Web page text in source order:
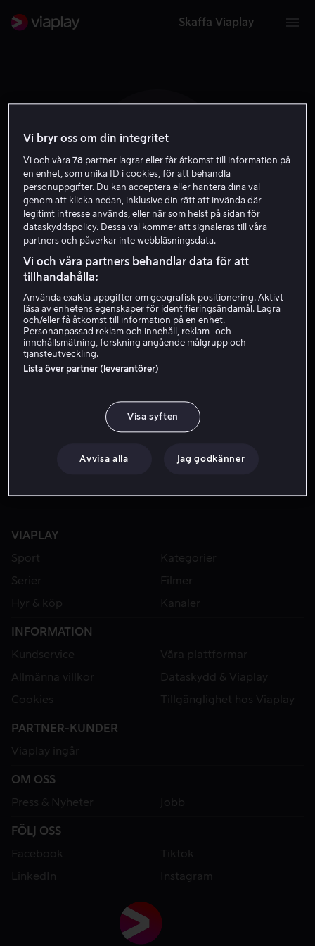
Skaffa Viaplay
J P
Jonathan Peacy
VIAPLAY
Sport
Kategorier
Serier
Filmer
Hyr & köp
Kanaler
INFORMATION
Kundservice
Våra plattformar
Allmänna villkor
Dataskydd & Viaplay
Cookies
Tillgänglighet hos Viaplay
PARTNER-KUNDER
Viaplay ingår
OM OSS
Press & Nyheter
Jobb
FÖLJ OSS
Facebook
Tiktok
LinkedIn
Instagram
Vi bryr oss om din integritet
Vi och våra78 partner lagrar eller får åtkomst till information på
en enhet, som unika ID i cookies, för att behandla
personuppgifter. Du kan acceptera eller hantera dina val
genom att klicka nedan, inklusive din rätt att invända där
legitimt intresse används, eller när som helst på sidan för
dataskyddspolicy. Dessa val kommer att signaleras till våra
partners och påverkar inte webbläsningsdata.
Vi och våra partners behandlar data för att
tillhandahålla:
Använda exakta uppgifter om geografisk positionering. Aktivt
läsa av enhetens egenskaper för identifieringsändamål. Lagra
och/eller få åtkomst till information på en enhet.
Personanpassad reklam och innehåll, reklam- och
innehållsmätning, forskning angående målgrupp och
tjänsteutveckling.
Lista över partner (leverantörer)
Visa syften
Avvisa alla Jag godkänner